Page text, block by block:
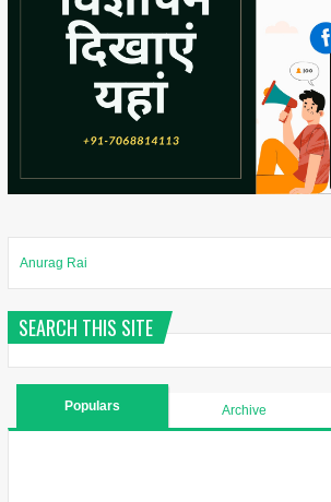
Anurag Rai
SEARCH THIS SITE
Populars Archive